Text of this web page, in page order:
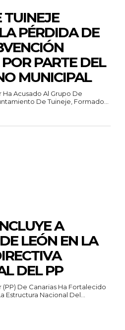
TUINEJE
PÉRDIDA DE
PARTE DEL
MUNICIPAL
Ha Acusado Al Grupo De
De Tuineje, Formado...
A
LEÓN EN LA
DEL PP
(PP) De Canarias Ha Fortalecido
Estructura Nacional Del...